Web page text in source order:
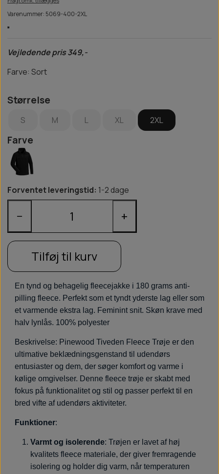
Varenummer: 5069-400-2XL
Vejledende pris 349,-
Farve: Sort
Størrelse
S M L XL 2XL
Farve
Forventet leveringstid: 1-2 dage
− +
Tilføj til kurv
En tynd og behagelig fleecejakke i 180 grams anti-
pilling fleece. Perfekt som et tyndt yderste lag eller som
et varmende ekstra lag. Feminint snit. Skøn krave med
halv lynlås. 100% polyester
Beskrivelse: Pinewood Tiveden Fleece Trøje er den
ultimative beklædningsgenstand til udendørs
entusiaster og dem, der søger komfort og varme i
kølige omgivelser. Denne fleece trøje er skabt med
fokus på funktionalitet og stil og passer perfekt til en
bred vifte af udendørs aktiviteter.
Funktioner:
Varmt og isolerende: Trøjen er lavet af høj
kvalitets fleece materiale, der giver fremragende
isolering og holder dig varm, når temperaturen